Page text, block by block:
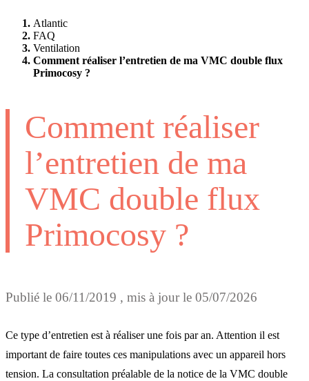
Atlantic
FAQ
Ventilation
Comment réaliser l’entretien de ma VMC double flux
Primocosy ?
Comment réaliser
l’entretien de ma
VMC double flux
Primocosy ?
Publié le 06/11/2019 , mis à jour le 05/07/2026
Ce type d’entretien est à réaliser une fois par an. Attention il est
important de faire toutes ces manipulations avec un appareil hors
tension. La consultation préalable de la notice de la VMC double